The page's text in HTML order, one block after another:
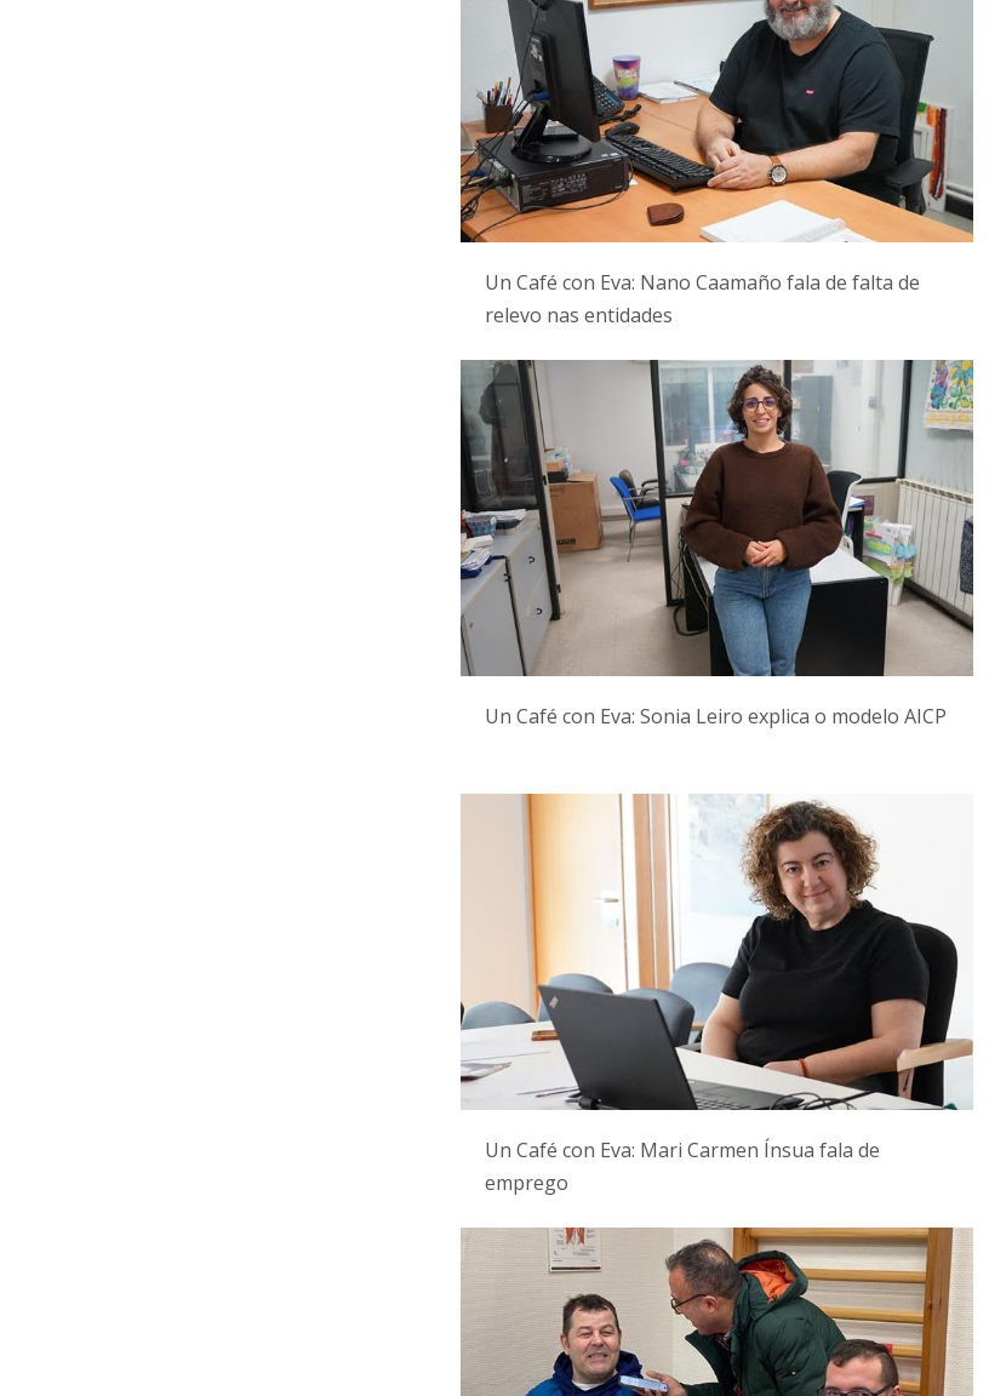
Un Café con Eva: Nano Caamaño fala de falta de
relevo nas entidades
Un Café con Eva: Sonia Leiro explica o modelo AICP
Un Café con Eva: Mari Carmen Ínsua fala de
emprego